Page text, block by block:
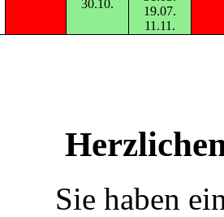
30.10.
19.07.
11.11.
Sie haben